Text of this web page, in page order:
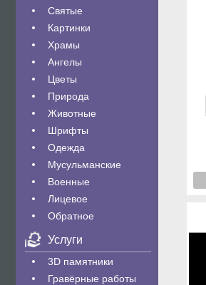
Святые
Картинки
Храмы
Ангелы
Цветы
Природа
Животные
Шрифты
Одежда
Мусульманские
Военные
Лицевое
Обратное
Услуги
3D памятники
Гравëрные работы